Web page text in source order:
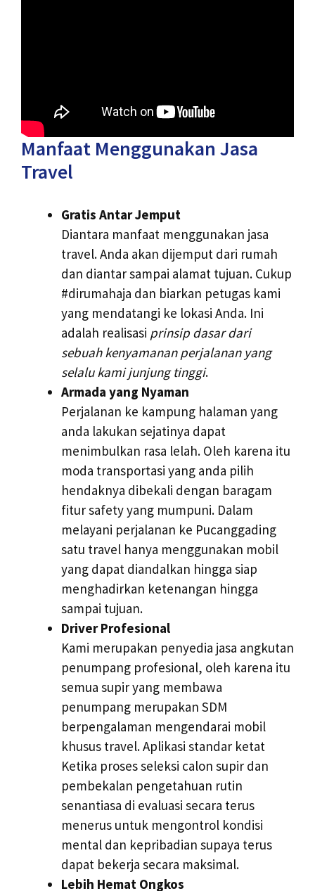
Manfaat Menggunakan Jasa
Travel
Gratis Antar Jemput
Diantara manfaat menggunakan jasa
travel. Anda akan dijemput dari rumah
dan diantar sampai alamat tujuan. Cukup
#dirumahaja dan biarkan petugas kami
yang mendatangi ke lokasi Anda. Ini
adalah realisasi prinsip dasar dari
sebuah kenyamanan perjalanan yang
selalu kami junjung tinggi.
Armada yang Nyaman
Perjalanan ke kampung halaman yang
anda lakukan sejatinya dapat
menimbulkan rasa lelah. Oleh karena itu
moda transportasi yang anda pilih
hendaknya dibekali dengan baragam
fitur safety yang mumpuni. Dalam
melayani perjalanan ke Pucanggading
satu travel hanya menggunakan mobil
yang dapat diandalkan hingga siap
menghadirkan ketenangan hingga
sampai tujuan.
Driver Profesional
Kami merupakan penyedia jasa angkutan
penumpang profesional, oleh karena itu
semua supir yang membawa
penumpang merupakan SDM
berpengalaman mengendarai mobil
khusus travel. Aplikasi standar ketat
Ketika proses seleksi calon supir dan
pembekalan pengetahuan rutin
senantiasa di evaluasi secara terus
menerus untuk mengontrol kondisi
mental dan kepribadian supaya terus
dapat bekerja secara maksimal.
Lebih Hemat Ongkos